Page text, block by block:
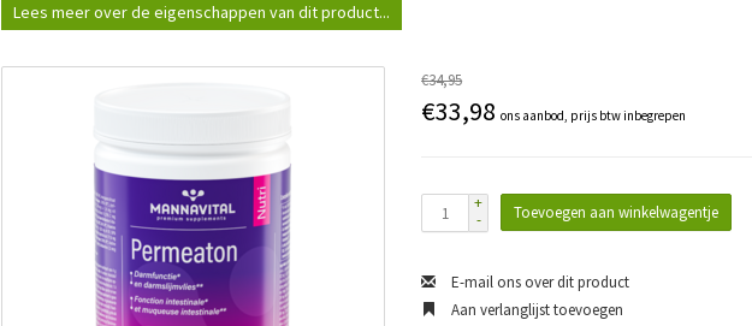
Lees meer over de eigenschappen van dit product...
€34,95
€33,98ons aanbod, prijs btw inbegrepen
+
-
Toevoegen aan winkelwagentje
E-mail ons over dit product
Aan verlanglijst toevoegen